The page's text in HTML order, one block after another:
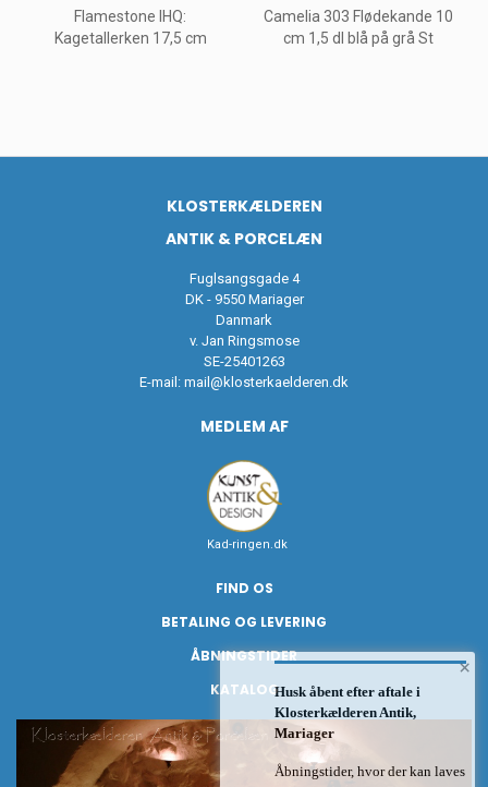
Flamestone IHQ:
Kagetallerken 17,5 cm
Camelia 303 Flødekande 10
cm 1,5 dl blå på grå St
KLOSTERKÆLDEREN
ANTIK & PORCELÆN
Fuglsangsgade 4
DK - 9550 Mariager
Danmark
v. Jan Ringsmose
SE-25401263
E-mail: mail@klosterkaelderen.dk
MEDLEM AF
Kad-ringen.dk
FIND OS
BETALING OG LEVERING
ÅBNINGSTIDER
KATALOG
×
Husk åbent efter aftale i
Klosterkælderen Antik,
Mariager
Åbningstider, hvor der kan laves